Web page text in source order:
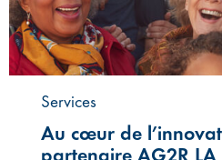
Services
Au cœur de
partenaire AG2R LA